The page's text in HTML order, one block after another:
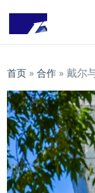
首页 » 合作 » 戴尔